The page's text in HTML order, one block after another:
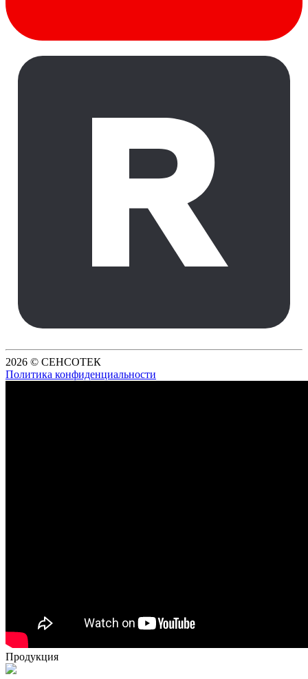
2026 © СЕНСОТЕК
Политика конфиденциальности
Продукция